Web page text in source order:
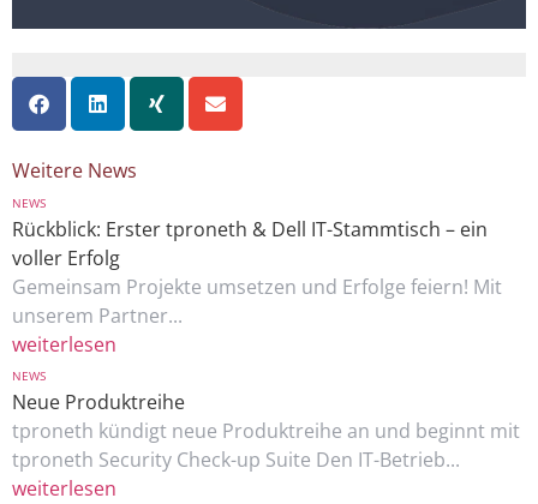
Weitere News
NEWS
Rückblick: Erster tproneth & Dell IT-Stammtisch – ein
voller Erfolg
Gemeinsam Projekte umsetzen und Erfolge feiern! Mit
unserem Partner...
weiterlesen
NEWS
Neue Produktreihe
tproneth kündigt neue Produktreihe an und beginnt mit
tproneth Security Check-up Suite Den IT-Betrieb...
weiterlesen